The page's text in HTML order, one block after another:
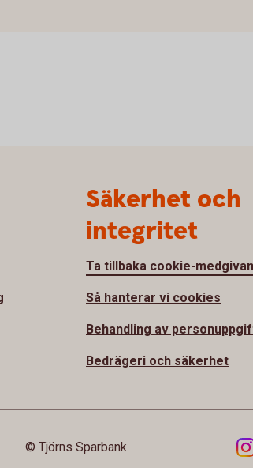
Säkerhet och
integritet
Ta tillbaka cookie-
Så hanterar vi cookies
Behandling av
Bedrägeri och säkerhet
© Tjörns Sparbank